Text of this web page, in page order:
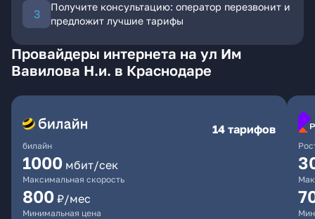
Получите консультацию: оператор перезвонит и
предложит лучшие тарифы
Провайдеры интернета на ул Им
Вавилова Н.и. в Краснодаре
билайн
14 тарифов
1000 мбит/сек
Максимальная скорость
800 ₽/мес
Минимальная цена